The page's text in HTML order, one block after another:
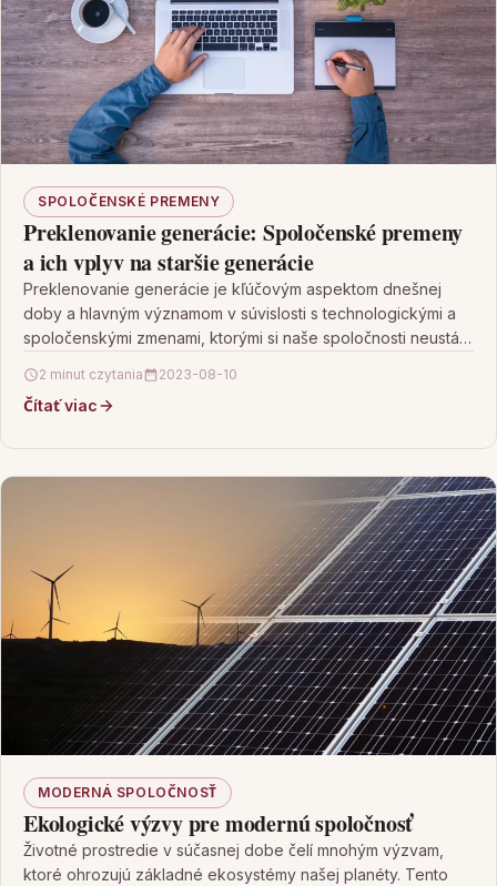
SPOLOČENSKÉ PREMENY
Preklenovanie generácie: Spoločenské premeny
a ich vplyv na staršie generácie
Preklenovanie generácie je kľúčovým aspektom dnešnej
doby a hlavným významom v súvislosti s technologickými a
spoločenskými zmenami, ktorými si naše spoločnosti neustále
2 minut czytania 2023-08-10
Čítať viac
MODERNÁ SPOLOČNOSŤ
Ekologické výzvy pre modernú spoločnosť
Životné prostredie v súčasnej dobe čelí mnohým výzvam,
ktoré ohrozujú základné ekosystémy našej planéty. Tento